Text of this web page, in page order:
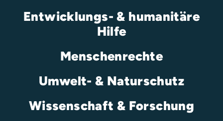
Entwicklungs- & humanitäre
Hilfe
Menschenrechte
Umwelt- & Naturschutz
Wissenschaft & Forschung